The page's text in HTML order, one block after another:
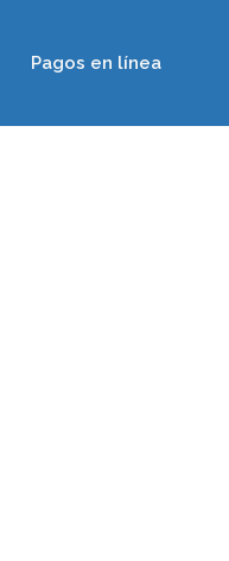
Pagos en línea